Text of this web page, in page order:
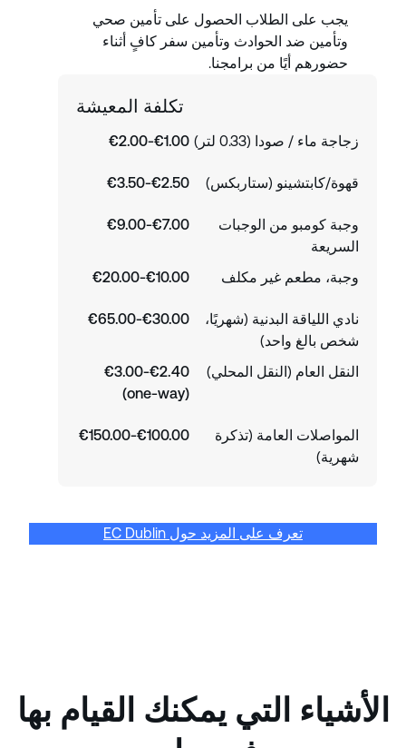
يجب على الطلاب الحصول على تأمين صحي
وتأمين ضد الحوادث وتأمين سفر كافٍ أثناء
حضورهم أيًا من برامجنا.
تكلفة المعيشة
زجاجة ماء / صودا (0.33 لتر) €1.00-€2.00
قهوة/كابتشينو (ستاربكس) €2.50-€3.50
وجبة كومبو من الوجبات
السريعة
€7.00-€9.00
وجبة، مطعم غير مكلف €10.00-€20.00
نادي اللياقة البدنية (شهريًا،
شخص بالغ واحد)
€30.00-€65.00
النقل العام (النقل المحلي)
€2.40-€3.00
(one-way)
المواصلات العامة (تذكرة
شهرية)
€100.00-€150.00
تعرف على المزيد حول EC Dublin
الأشياء التي يمكنك القيام بها